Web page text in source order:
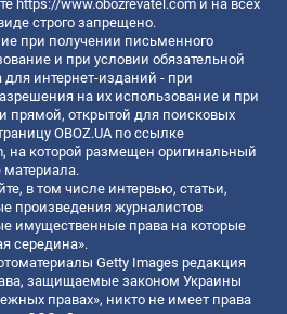
https://www.obozrevatel.com и на всех
строго запрещено.
при получении письменного
и при условии обязательной
для интернет-изданий - при
на их использование и при
прямой, открытой для поисковых
OBOZ.UA по ссылке
, на которой размещен оригинальный
материала.
в том числе интервью, статьи,
произведения журналистов
имущественные права на которые
середина».
Getty Images редакция
защищаемые законом Украины
правах», никто не имеет права